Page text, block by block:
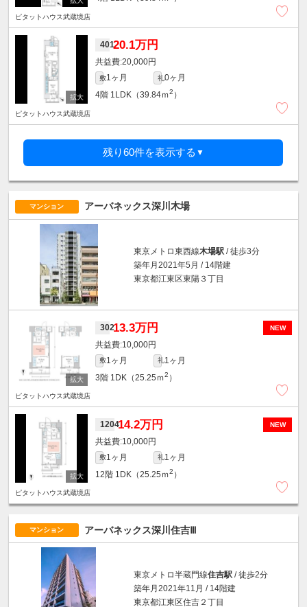
ピタットハウス武蔵境店
40120.1万円
20,000円
敷1ヶ月 礼0ヶ月
4階 1LDK（39.84ｍ2 ）
ピタットハウス武蔵境店
残り60件を表示する ▼
マンション アーバネックス深川木場
東京メトロ東西線木場駅 / 徒歩3分
築年月2021年5月 / 14階建
東京都江東区東陽３丁目
NEW
30213.3万円
10,000円
敷1ヶ月 礼1ヶ月
3階 1DK（25.25ｍ2 ）
ピタットハウス武蔵境店
NEW
120414.2万円
10,000円
敷1ヶ月 礼1ヶ月
12階 1DK（25.25ｍ2 ）
ピタットハウス武蔵境店
マンション アーバネックス深川住吉Ⅲ
東京メトロ半蔵門線住吉駅 / 徒歩2分
築年月2021年11月 / 14階建
東京都江東区住吉２丁目